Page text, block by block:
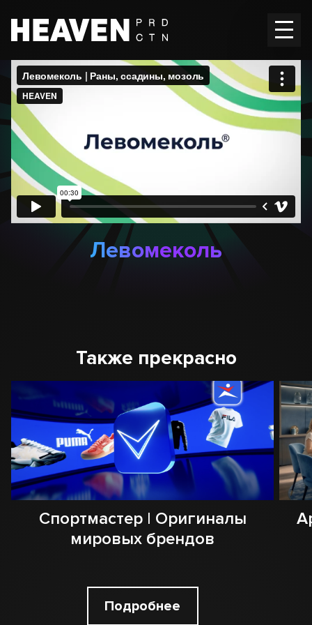
Главная
Работы
Вакансии
Контакты
EnRU
Левомеколь
Также прекрасно
Спортмастер | Оригиналы
мировых брендов
Подробнее